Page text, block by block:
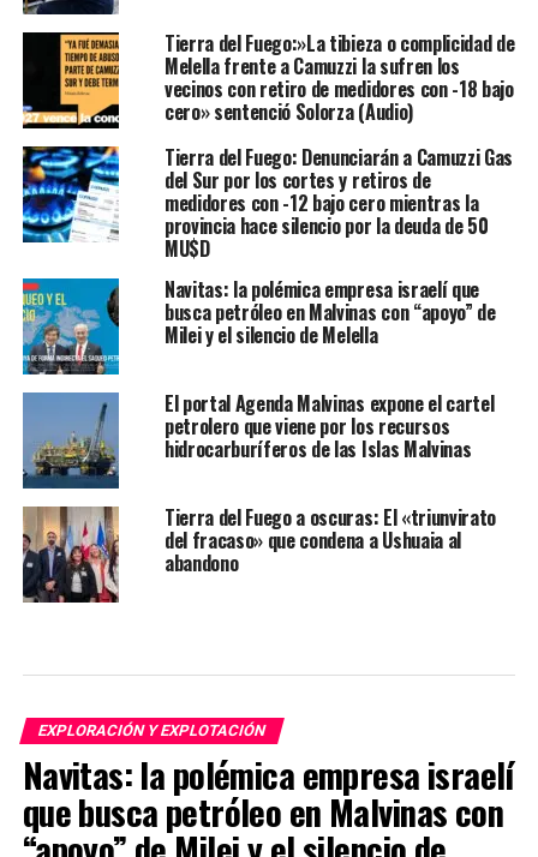
Tierra del Fuego:»La tibieza o complicidad de
Melella frente a Camuzzi la sufren los
vecinos con retiro de medidores con -18 bajo
cero» sentenció Solorza (Audio)
Tierra del Fuego: Denunciarán a Camuzzi Gas
del Sur por los cortes y retiros de
medidores con -12 bajo cero mientras la
provincia hace silencio por la deuda de 50
MU$D
Navitas: la polémica empresa israelí que
busca petróleo en Malvinas con “apoyo” de
Milei y el silencio de Melella
El portal Agenda Malvinas expone el cartel
petrolero que viene por los recursos
hidrocarburíferos de las Islas Malvinas
Tierra del Fuego a oscuras: El «triunvirato
del fracaso» que condena a Ushuaia al
abandono
EXPLORACIÓN Y EXPLOTACIÓN
Navitas: la polémica empresa israelí
que busca petróleo en Malvinas con